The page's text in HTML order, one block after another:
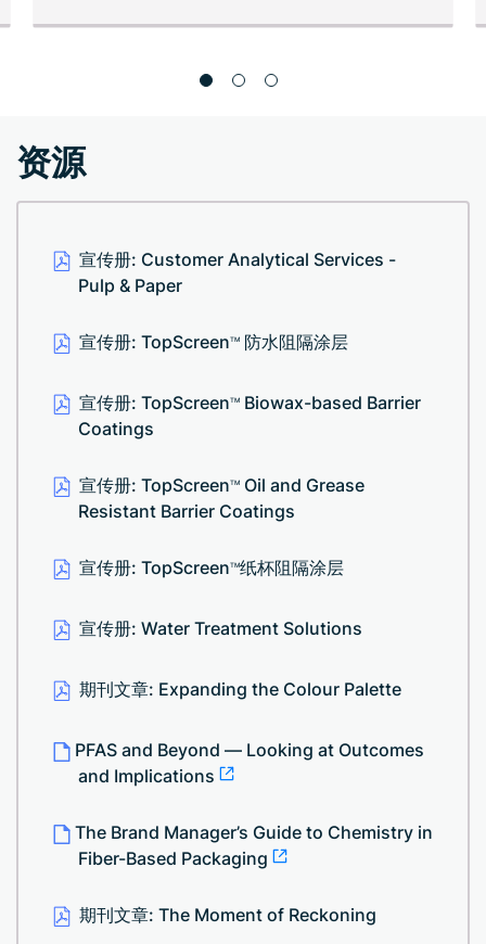
资源
宣传册: Customer Analytical Services -
Pulp & Paper
宣传册: TopScreenTM 防水阻隔涂层
宣传册: TopScreenTM
Biowax-based Barrier
Coatings
宣传册: TopScreenTM
Oil and Grease
Resistant Barrier Coatings
宣传册: TopScreenTM纸杯阻隔涂层
宣传册: Water Treatment Solutions
期刊文章: Expanding the Colour Palette
PFAS and Beyond — Looking at Outcomes
and Implications
The Brand Manager’s Guide to Chemistry in
Fiber-Based Packaging
期刊文章: The Moment of Reckoning